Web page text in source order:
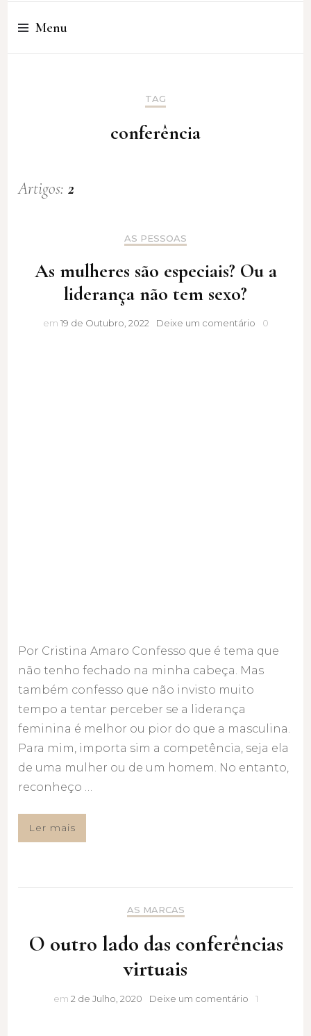
Cristina Amaro
Menu
TAG
conferência
Artigos:2
AS PESSOAS
As mulheres são especiais? Ou a
liderança não tem sexo?
em 19 de Outubro, 2022 Deixe um comentárioAs0
Por Cristina Amaro Confesso que é tema que
não tenho fechado na minha cabeça. Mas
também confesso que não invisto muito
tempo a tentar perceber se a liderança
feminina é melhor ou pior do que a masculina.
Para mim, importa sim a competência, seja ela
de uma mulher ou de um homem. No entanto,
reconheço …
Ler mais
AS MARCAS
O outro lado das conferências
virtuais
em 2 de Julho, 2020 Deixe um comentárioO1